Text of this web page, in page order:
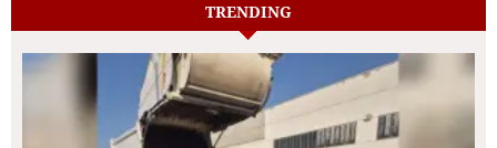
TRENDING